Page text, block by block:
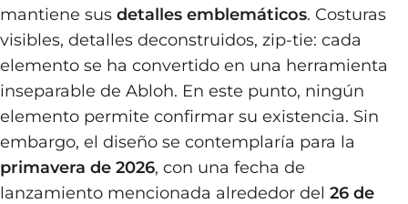
mantiene sus detalles emblemáticos. Costuras
visibles, detalles deconstruidos, zip-tie: cada
elemento se ha convertido en una herramienta
inseparable de Abloh. En este punto, ningún
elemento permite confirmar su existencia. Sin
embargo, el diseño se contemplaría para la
primavera de 2026, con una fecha de
lanzamiento mencionada alrededor del 26 de